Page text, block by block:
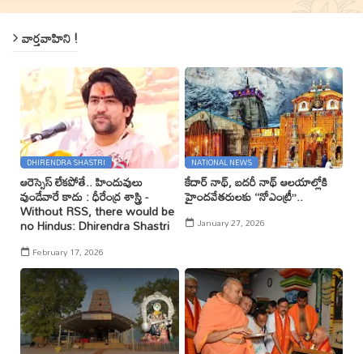
వార్తవాహిని !
DHIRENDRA SHASTRI
ఆరెస్సెస్ లేకపోతే.. హిందువులు
వుండేవారే కాదు : ధీరేంద్ర శాస్త్రి -
Without RSS, there would be
no Hindus: Dhirendra Shastri
February 17, 2026
NATIONAL NEWS
కేదార్ నాథ్, బదరీ నాథ్ ఆలయాల్లోకి
హైందవేతరులకు ‘‘నోఎంట్రీ’’..
January 27, 2026